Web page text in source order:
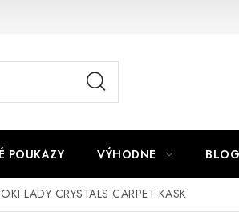
POUKAZY VÝHODNE BLOG
LADY CRYSTALS CARPET KASK